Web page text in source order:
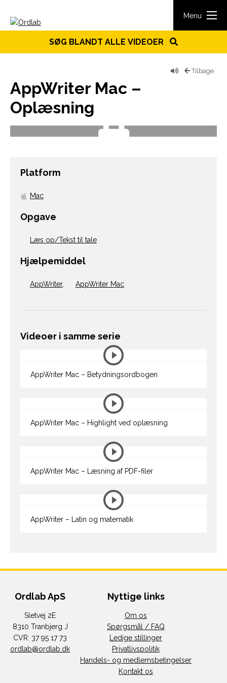
Menu
SØG BLANDT ALLE VIDEOER
Tilbage
AppWriter Mac –
Oplæsning
Platform
Mac
Opgave
Læs op/Tekst til tale
Hjælpemiddel
AppWriter, AppWriter Mac
Videoer i samme serie
AppWriter Mac – Betydningsordbogen
AppWriter Mac – Highlight ved oplæsning
AppWriter Mac – Læsning af PDF-filer
AppWriter – Latin og matematik
Ordlab ApS
Sletvej 2E
8310 Tranbjerg J
CVR: 37 95 17 73
ordlab@ordlab.dk
Nyttige links
Om os
Spørgsmål / FAQ
Ledige stillinger
Privatlivspolitik
Handels- og medlemsbetingelser
Kontakt os